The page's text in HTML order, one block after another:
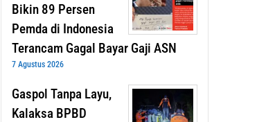
Bikin 89 Persen
Pemda di Indonesia
Terancam Gagal Bayar Gaji ASN
7 Agustus 2026
Gaspol Tanpa Layu,
Kalaksa BPBD